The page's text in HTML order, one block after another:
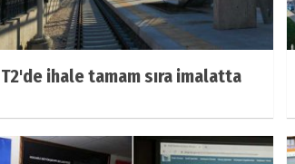
T2'de ihale tamam sıra imalatta